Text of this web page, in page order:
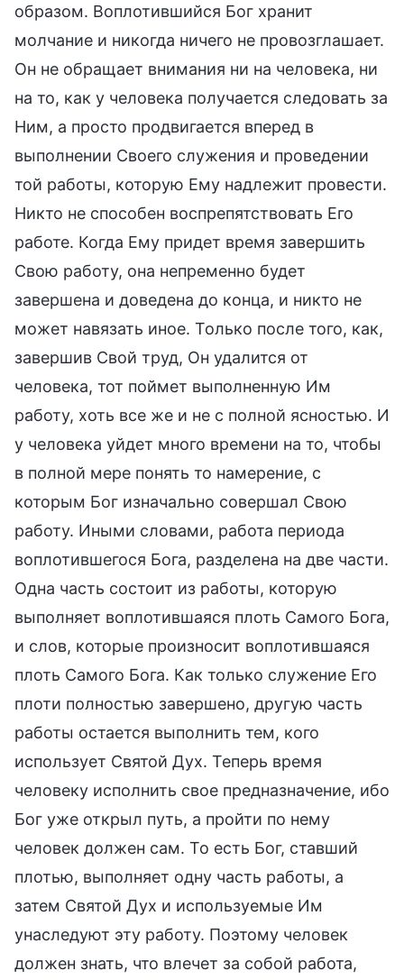
образом. Воплотившийся Бог хранит
молчание и никогда ничего не провозглашает.
Он не обращает внимания ни на человека, ни
на то, как у человека получается следовать за
Ним, а просто продвигается вперед в
выполнении Своего служения и проведении
той работы, которую Ему надлежит провести.
Никто не способен воспрепятствовать Его
работе. Когда Ему придет время завершить
Свою работу, она непременно будет
завершена и доведена до конца, и никто не
может навязать иное. Только после того, как,
завершив Свой труд, Он удалится от
человека, тот поймет выполненную Им
работу, хоть все же и не с полной ясностью. И
у человека уйдет много времени на то, чтобы
в полной мере понять то намерение, с
которым Бог изначально совершал Свою
работу. Иными словами, работа периода
воплотившегося Бога, разделена на две части.
Одна часть состоит из работы, которую
выполняет воплотившаяся плоть Самого Бога,
и слов, которые произносит воплотившаяся
плоть Самого Бога. Как только служение Его
плоти полностью завершено, другую часть
работы остается выполнить тем, кого
использует Святой Дух. Теперь время
человеку исполнить свое предназначение, ибо
Бог уже открыл путь, а пройти по нему
человек должен сам. То есть Бог, ставший
плотью, выполняет одну часть работы, а
затем Святой Дух и используемые Им
унаследуют эту работу. Поэтому человек
должен знать, что влечет за собой работа,